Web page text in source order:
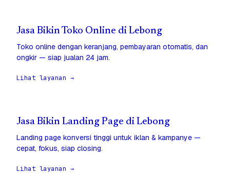
Jasa Bikin Toko Online di Lebong
Toko online dengan keranjang, pembayaran otomatis, dan
ongkir — siap jualan 24 jam.
Lihat layanan →
Jasa Bikin Landing Page di Lebong
Landing page konversi tinggi untuk iklan & kampanye —
cepat, fokus, siap closing.
Lihat layanan →